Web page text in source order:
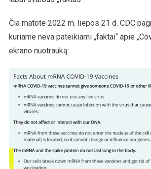
Čia matote 2022 m. liepos 21 d. CDC
kuriame neva pateikiami „faktai“ apie
ekrano nuotrauką: